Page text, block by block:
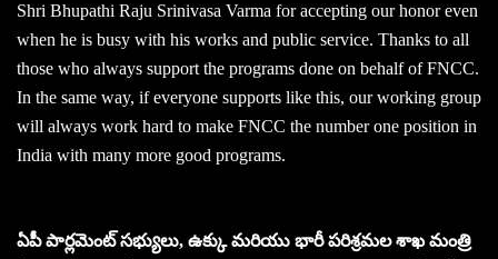
Shri Bhupathi Raju Srinivasa Varma for accepting our honor even
when he is busy with his works and public service. Thanks to all
those who always support the programs done on behalf of FNCC.
In the same way, if everyone supports like this, our working group
will always work hard to make FNCC the number one position in
India with many more good programs.
ఏపీ పార్లమెంట్ సభ్యులు, ఉక్కు మరియు భారీ పరిశ్రమల శాఖ మంత్రి